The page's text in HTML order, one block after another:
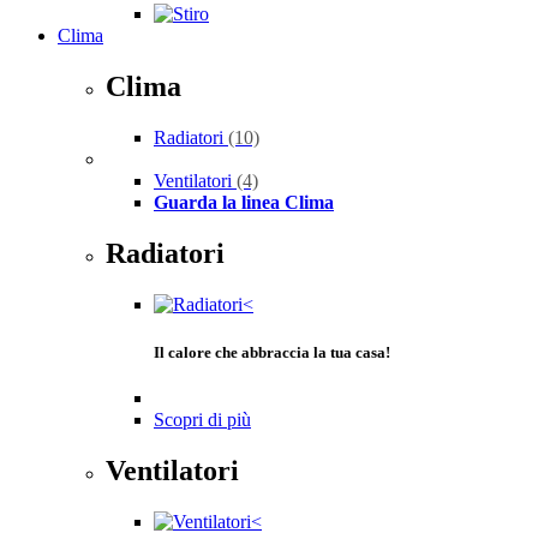
Clima
Clima
Radiatori (10)
Ventilatori (4)
Guarda la linea Clima
Radiatori
Il calore che abbraccia la tua casa!
Scopri di più
Ventilatori